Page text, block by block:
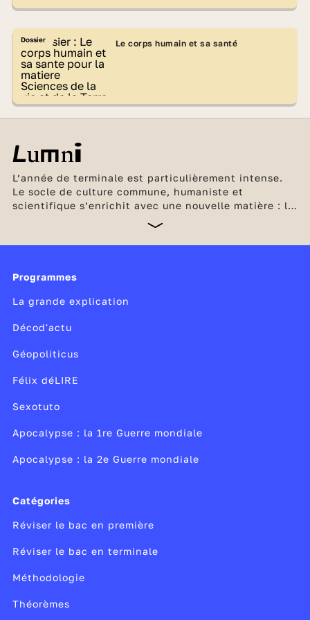
Dossier Le corps humain et sa santé
L’année de terminale est particulièrement intense.
Le socle de culture commune, humaniste et
scientifique s’enrichit avec une nouvelle matière : la
spécialité et peuvent ajouter 1 ou 2 enseignements
baccalauréat repose sur les évaluations communes,
terminales de philosophie et du
ce qui concerne le choix des études supérieures et
leursvœux sur Parcoursup
Programmes
La grande explication
Décod'actu
Géopoliticus
Félix déLIRE
Sexotuto
Apocalypse : la 1re Guerre mondiale
Apocalypse : la 2e Guerre mondiale
Catégories
Réviser le bac en première
Réviser le bac en terminale
Méthodologie
Théorèmes